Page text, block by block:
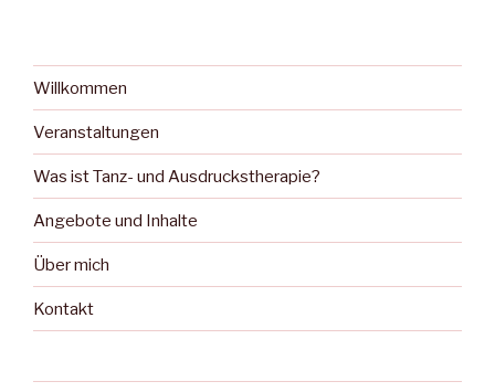
Willkommen
Veranstaltungen
Was ist Tanz- und Ausdruckstherapie?
Angebote und Inhalte
Über mich
Kontakt